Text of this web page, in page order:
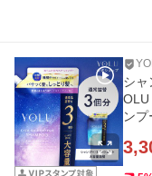
シャ
OLU
ンプ